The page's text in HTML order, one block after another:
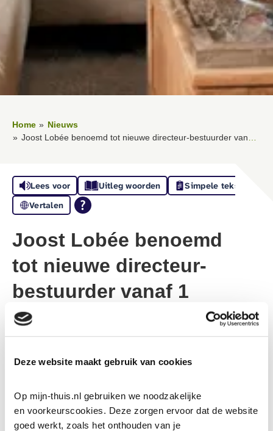
Deze website maakt gebruik van cookies
Op mijn-thuis.nl gebruiken we noodzakelijke
en voorkeurscookies. Deze zorgen ervoor dat de website
goed werkt, zoals het onthouden van je
Home
Nieuws
Joost Lobée benoemd tot nieuwe directeur-bestuurder vanaf 1 december
Lees voor Uitleg woorden
Simpele tekst
Vertalen
Joost Lobée benoemd
tot nieuwe directeur-
bestuurder vanaf 1
december
directeur-bestuurder van Woonstichting ’thuis
Luc Severijnen op die 1 januari 2026 met pensioen gaat.